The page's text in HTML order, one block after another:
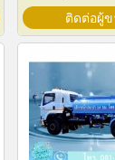
ติดต่อผู้ข